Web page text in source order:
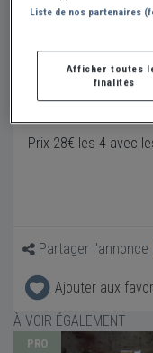
Description
Vends 4 bougies
Prix 28€ les 4 avec
Partager l'annonce
Ajouter aux
À VOIR ÉGALEMENT
PRO
Liste de nos partenaires
Afficher toutes
finalités